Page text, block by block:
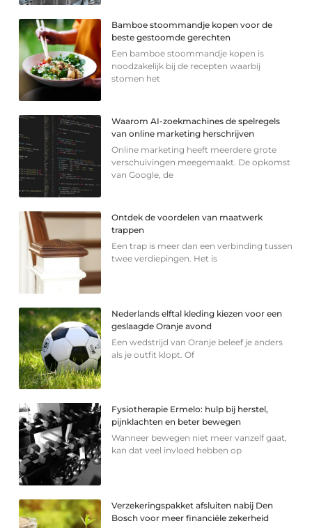
Bamboe stoommandje kopen voor de
beste gestoomde gerechten
Een bamboe stoommandje kopen is
noodzakelijk bij de recepten waarbij
stomen het
Waarom AI-zoekmachines de spelregels
van online marketing herschrijven
Online marketing heeft meerdere grote
verschuivingen meegemaakt. De opkomst
van Google, de
Ontdek de voordelen van maatwerk
trappen
Een trap is meer dan een verbinding tussen
twee verdiepingen. Het is
Nederlands elftal kleding kiezen voor een
geslaagde Oranje avond
Een wedstrijd van Oranje beleef je anders
als je outfit klopt. Of
Fysiotherapie Ermelo: hulp bij herstel,
pijnklachten en beter bewegen
Wanneer bewegen niet meer vanzelf gaat,
kan dat veel invloed hebben op
Verzekeringspakket afsluiten nabij Den
Bosch voor meer financiële zekerheid